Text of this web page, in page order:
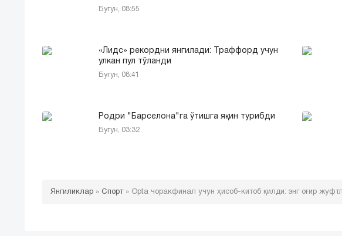
Бугун, 08:55
«Лидс» рекордни янгилади: Траффорд учун
улкан пул тўланди
Бугун, 08:41
Родри "Барселона"га ўтишга яқин турибди
Бугун, 03:32
Янгиликлар » Спорт» Opta чоракфинал учун ҳисоб-китоб қилди: энг оғир